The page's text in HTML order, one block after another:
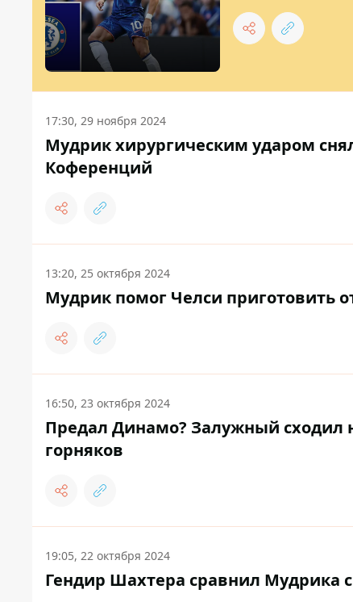
17:30, 29 ноября 2024
Мудрик хирургическим ударом
Коференций
13:20, 25 октября 2024
Мудрик помог Челси приготовить
16:50, 23 октября 2024
Предал Динамо? Залужный сходил
горняков
19:05, 22 октября 2024
Гендир Шахтера сравнил Мудрика